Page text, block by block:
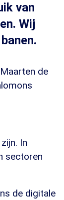
van
Wij
de
In
sectoren
de digitale